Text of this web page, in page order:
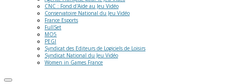
CNC : Fond d'Aide au Jeu Vidéo
Conservatoire National du Jeu Vidéo
France Esports
FullSet
MO5
PEGI
Syndicat des Editeurs de Logiciels de Loisirs
Syndicat National du Jeu Vidéo
Women in Games France